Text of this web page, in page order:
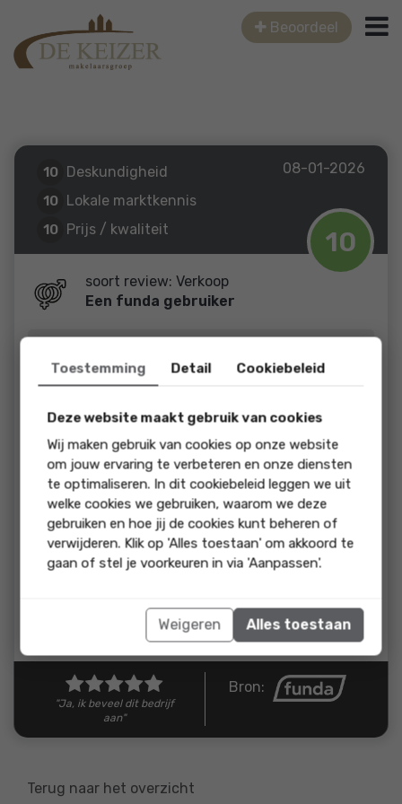
Beoordeel
08-01-2026
10
10 Deskundigheid
10 Lokale marktkennis
10 Prijs / kwaliteit
10 Service en begeleiding
soort review: Verkoop
Een funda gebruiker
beoordeling:
samenwerking was zeer prettig, communicatie was top en
de verkoop verliep razendsnel. Professioneel, persoonlijk en
een absolute aanrader.
reactie
Wat fijn om te horen! Dank voor deze mooie
Reactie van De Keizer Makelaarsgroep
"Ja, ik beveel dit bedrijf
aan"
Bron:
Terug naar het overzicht
Toestemming Detail Cookiebeleid
Deze website maakt gebruik van cookies
Wij maken gebruik van cookies op onze website
om jouw ervaring te verbeteren en onze diensten
te optimaliseren. In dit cookiebeleid leggen we uit
welke cookies we gebruiken, waarom we deze
gebruiken en hoe jij de cookies kunt beheren of
verwijderen. Klik op 'Alles toestaan' om akkoord te
gaan of stel je voorkeuren in via 'Aanpassen'.
Weigeren Alles toestaan